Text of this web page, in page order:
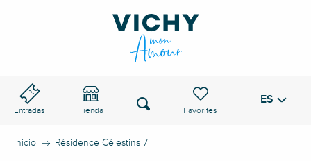
Entradas Tienda
Voir les favoris
Buscar ES
Inicio Résidence Célestins 7